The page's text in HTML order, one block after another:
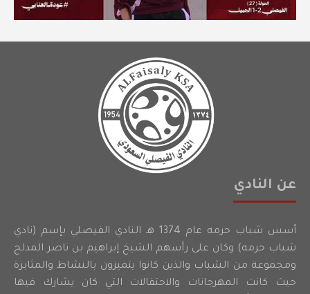
عن النادي
أسس شباب حرمه عام 1374 هـ النادي الفيصلي بإسم (نادي
شباب حرمه) وكان على رأسهم الشيخ إبراهيم بن ناصر المدلج
ومجموعة من الشباب والذين كانوا يتميزون بالنشاط والمثابرة
حيث كانت المهرجانات والاحتفالات التي كان يشارك فيها